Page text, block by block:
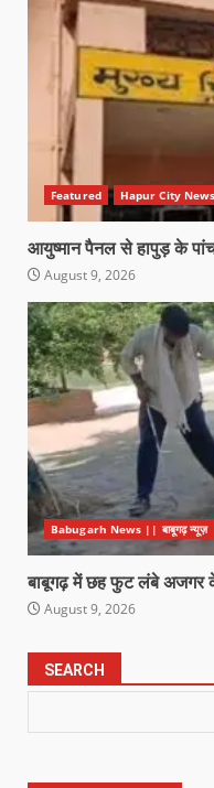
Featured Hapur City
आयुष्मान पैनल से हापुड़ के
August 9, 2026
Babugarh News || बाबूगढ़ न्यूज़
बाबूगढ़ में छह फुट लंबे
August 9, 2026
SEARCH